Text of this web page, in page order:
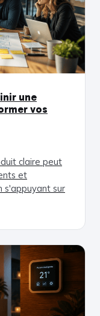
une
vos
claire peut
et
s'appuyant sur